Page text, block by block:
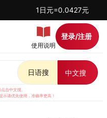
1日元=0.0427元
使用说明
登录/注册
日语搜 中文搜
击中文搜。
示请优先使用，准确率更高！